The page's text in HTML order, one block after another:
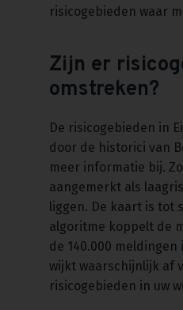
risicogebieden waar
Zijn er
omstreken?
De risicogebieden in
door de historici van
meer informatie bij.
aangemerkt als
liggen. De kaart is tot
algoritme koppelt de
de 140.000
wijkt waarschijnlijk af
risicogebieden in uw